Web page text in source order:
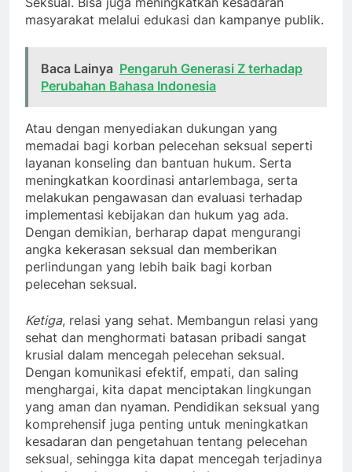
masyarakat melalui edukasi dan kampanye publik.
Baca Lainya Pengaruh Generasi Z terhadap
Perubahan Bahasa Indonesia
Atau dengan menyediakan dukungan yang
memadai bagi korban pelecehan seksual seperti
layanan konseling dan bantuan hukum. Serta
meningkatkan koordinasi antarlembaga, serta
melakukan pengawasan dan evaluasi terhadap
implementasi kebijakan dan hukum yag ada.
Dengan demikian, berharap dapat mengurangi
angka kekerasan seksual dan memberikan
perlindungan yang lebih baik bagi korban
pelecehan seksual.
Ketiga, relasi yang sehat. Membangun relasi yang
sehat dan menghormati batasan pribadi sangat
krusial dalam mencegah pelecehan seksual.
Dengan komunikasi efektif, empati, dan saling
menghargai, kita dapat menciptakan lingkungan
yang aman dan nyaman. Pendidikan seksual yang
komprehensif juga penting untuk meningkatkan
kesadaran dan pengetahuan tentang pelecehan
seksual, sehingga kita dapat mencegah terjadinya